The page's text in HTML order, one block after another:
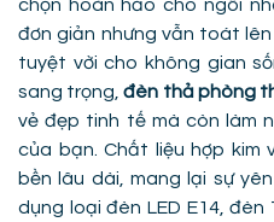
chọn hoàn hảo cho ngôi
đơn giản nhưng vẫn toát
tuyệt vời cho không gian
sang trọng,đèn thả phòng
vẻ đẹp tinh tế mà còn làm
của bạn. Chất liệu hợp kim
bền lâu dài, mang lại sự
dụng loại đèn LED E14,